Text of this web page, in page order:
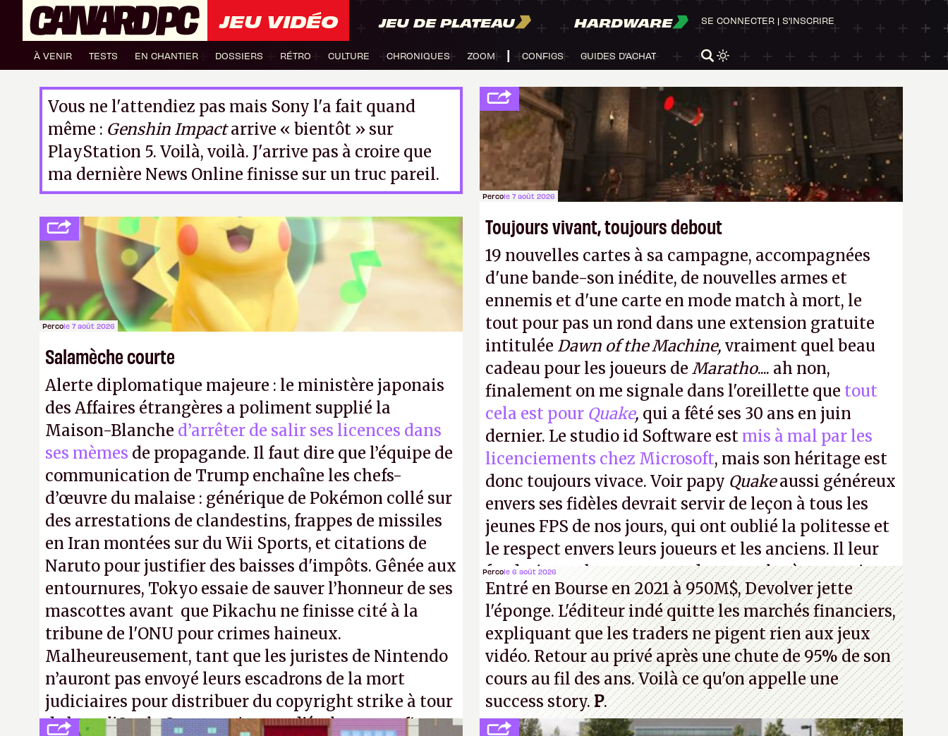
JEU VIDÉO JEU DE PLATEAU HARDWARE
À VENIR TESTS EN CHANTIER DOSSIERS RÉTRO CULTURE CHRONIQUES ZOOM CONFIGS GUIDES D'ACHAT
SE CONNECTER | S'INSCRIRE
Vous ne l'attendiez pas mais Sony l'a fait quand
même : Genshin Impactarrive « bientôt » sur
PlayStation 5. Voilà, voilà. J'arrive pas à croire que
ma dernière News Online finisse sur un truc pareil.
Percole 7 août 2026
Toujours vivant, toujours debout
19 nouvelles cartes à sa campagne, accompagnées
d'une bande-son inédite, de nouvelles armes et
ennemis et d'une carte en mode match à mort, le
tout pour pas un rond dans une extension gratuite
intitulée Dawn of the Machine, vraiment quel beau
cadeau pour les joueurs de Maratho.... ah non,
finalement on me signale dans l'oreillette que tout
cela est pour Quake, qui a fêté ses 30 ans en juin
dernier. Le studio id Software est mis à mal par les
licenciements chez Microsoft, mais son héritage est
donc toujours vivace. Voir papy Quakeaussi généreux
envers ses fidèles devrait servir de leçon à tous les
jeunes FPS de nos jours, qui ont oublié la politesse et
le respect envers leurs joueurs et les anciens. Il leur
faudrait une bonne guerre des consoles à ces petits
cons ! P.
Percole 7 août 2026
Salamèche courte
Alerte diplomatique majeure : le ministère japonais
des Affaires étrangères a poliment supplié la
Maison-Blanche d’arrêter de salir ses licences dans
ses mèmes de propagande. Il faut dire que l’équipe de
communication de Trump enchaîne les chefs-
d’œuvre du malaise : générique de Pokémon collé sur
des arrestations de clandestins, frappes de missiles
en Iran montées sur du Wii Sports, et citations de
Naruto pour justifier des baisses d'impôts. Gênée aux
entournures, Tokyo essaie de sauver l’honneur de ses
mascottes avant que Pikachu ne finisse cité à la
tribune de l'ONU pour crimes haineux.
Malheureusement, tant que les juristes de Nintendo
n’auront pas envoyé leurs escadrons de la mort
judiciaires pour distribuer du copyright strike à tour
de bras, l'Oncle Sam continuera d'étaler sa confiture
Percole 6 août 2026
Entré en Bourse en 2021 à 950M$, Devolver jette
l'éponge. L'éditeur indé quitte les marchés financiers,
expliquant que les traders ne pigent rien aux jeux
vidéo. Retour au privé après une chute de 95% de son
cours au fil des ans. Voilà ce qu'on appelle une
success story.P.